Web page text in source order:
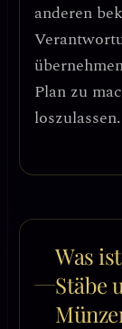
anderen
Plan zu
loszulassen.
Was
Stäbe